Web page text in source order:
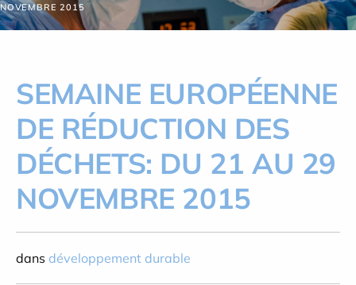
NOVEMBRE 2015
SEMAINE EUROPÉENNE
DE RÉDUCTION DES
DÉCHETS: DU 21 AU 29
NOVEMBRE 2015
dans développement durable